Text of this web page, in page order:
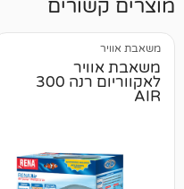
לאקווריום רנה 300
משאבת